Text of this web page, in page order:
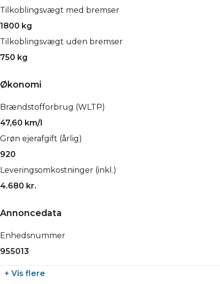
Tilkoblingsvægt med bremser
1800 kg
Tilkoblingsvægt uden bremser
750 kg
Økonomi
Brændstofforbrug (WLTP)
47,60 km/l
Grøn ejerafgift (årlig)
920
Leveringsomkostninger (inkl.)
4.680 kr.
Annoncedata
Enhedsnummer
955013
+ Vis flere